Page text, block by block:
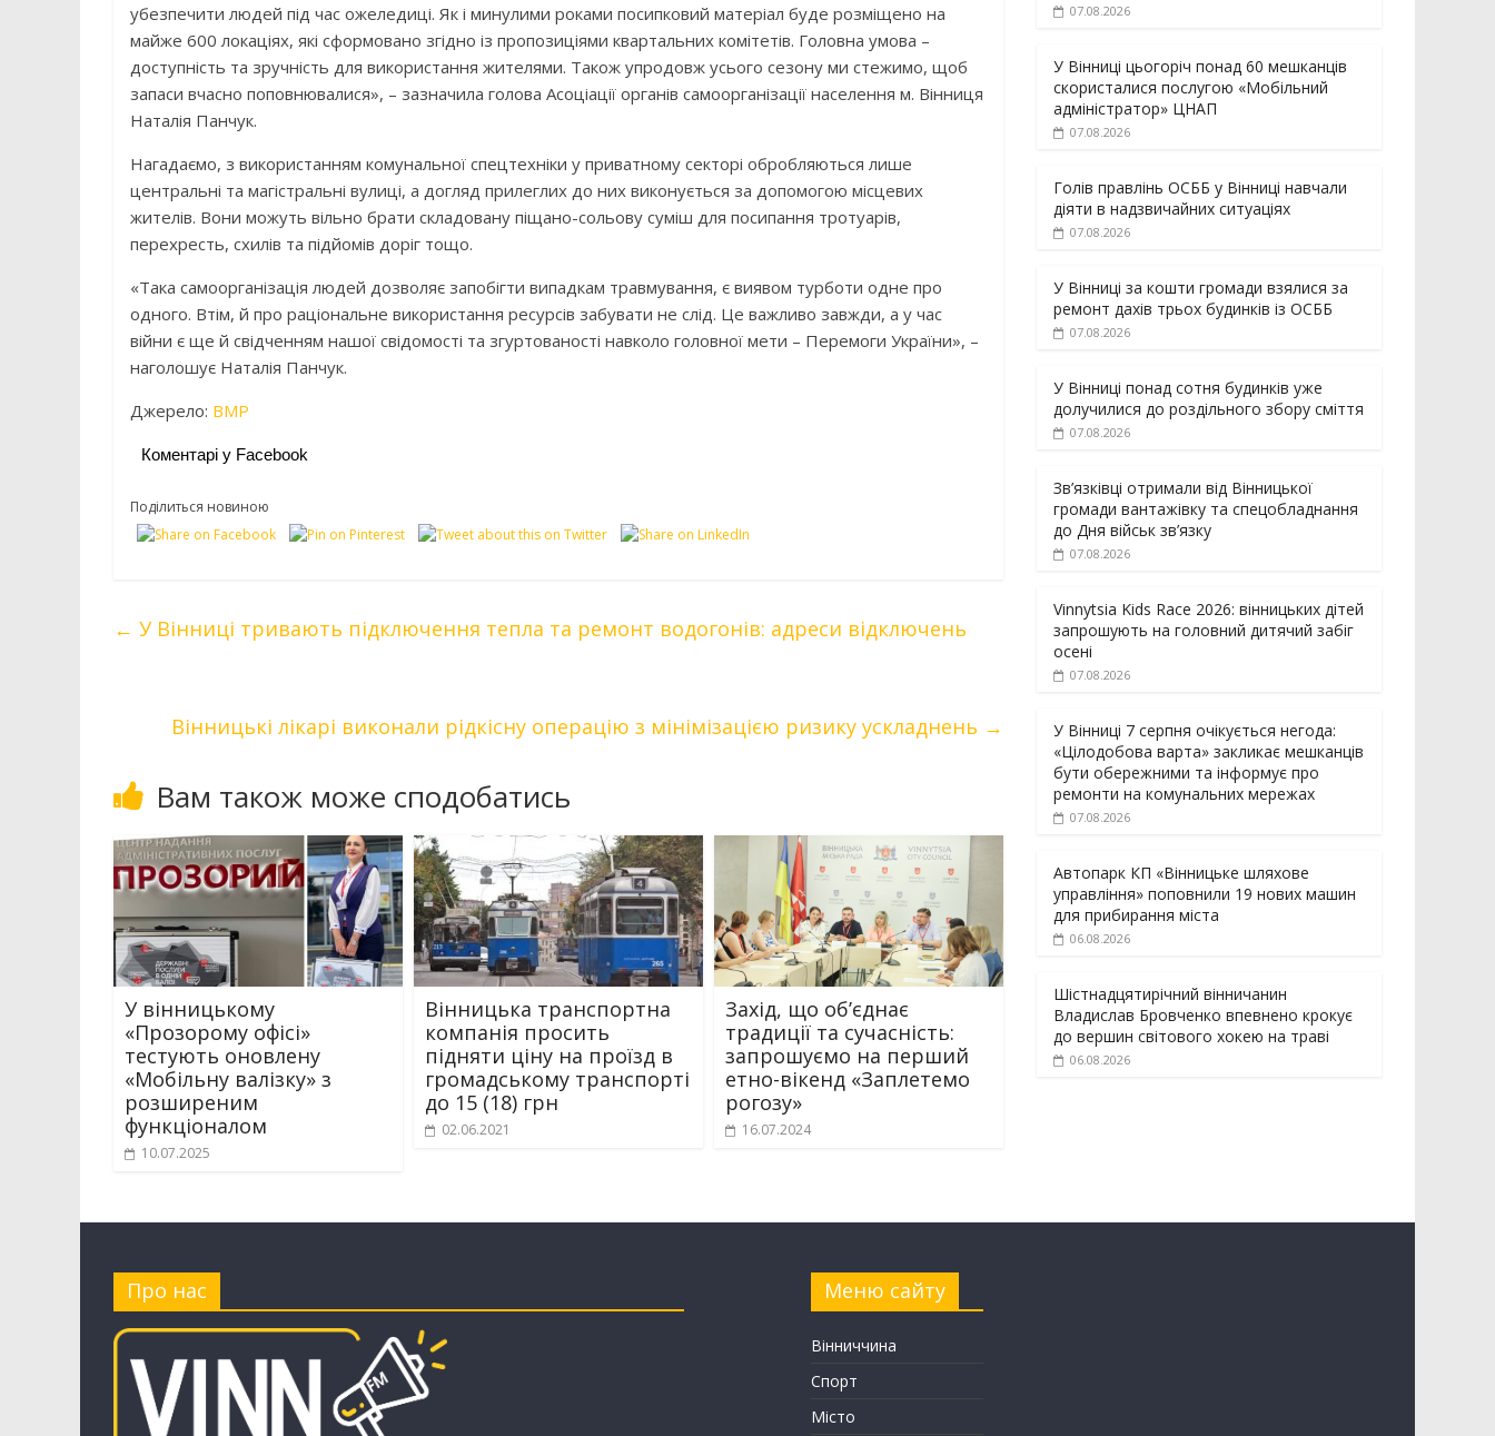
убезпечити людей під час ожеледиці. Як і минулими роками посипковий матеріал буде розміщено на
майже 600 локаціях, які сформовано згідно із пропозиціями квартальних комітетів. Головна умова –
доступність та зручність для використання жителями. Також упродовж усього сезону ми стежимо, щоб
запаси вчасно поповнювалися», – зазначила голова Асоціації органів самоорганізації населення м. Вінниця
Наталія Панчук.
Нагадаємо, з використанням комунальної спецтехніки у приватному секторі обробляються лише
центральні та магістральні вулиці, а догляд прилеглих до них виконується за допомогою місцевих
жителів. Вони можуть вільно брати складовану піщано-сольову суміш для посипання тротуарів,
перехресть, схилів та підйомів доріг тощо.
«Така самоорганізація людей дозволяє запобігти випадкам травмування, є виявом турботи одне про
одного. Втім, й про раціональне використання ресурсів забувати не слід. Це важливо завжди, а у час
війни є ще й свідченням нашої свідомості та згуртованості навколо головної мети – Перемоги України», –
наголошує Наталія Панчук.
Джерело: ВМР
Коментарі у Facebook
Поділиться новиною
← У Вінниці тривають підключення тепла та ремонт водогонів: адреси відключень
Вінницькі лікарі виконали рідкісну операцію з мінімізацією ризику ускладнень →
Вам також може сподобатись
У вінницькому
«Прозорому офісі»
тестують оновлену
«Мобільну валізку» з
розширеним
функціоналом
10.07.2025
Вінницька транспортна
компанія просить
підняти ціну на проїзд в
громадському транспорті
до 15 (18) грн
02.06.2021
Захід, що об’єднає
традиції та сучасність:
запрошуємо на перший
етно-вікенд «Заплетемо
рогозу»
16.07.2024
07.08.2026
У Вінниці цьогоріч понад 60 мешканців
скористалися послугою «Мобільний
адміністратор» ЦНАП
07.08.2026
Голів правлінь ОСББ у Вінниці навчали
діяти в надзвичайних ситуаціях
07.08.2026
У Вінниці за кошти громади взялися за
ремонт дахів трьох будинків із ОСББ
07.08.2026
У Вінниці понад сотня будинків уже
долучилися до роздільного збору сміття
07.08.2026
Зв’язківці отримали від Вінницької
громади вантажівку та спецобладнання
до Дня військ зв’язку
07.08.2026
Vinnytsia Kids Race 2026: вінницьких дітей
запрошують на головний дитячий забіг
осені
07.08.2026
У Вінниці 7 серпня очікується негода:
«Цілодобова варта» закликає мешканців
бути обережними та інформує про
ремонти на комунальних мережах
07.08.2026
Автопарк КП «Вінницьке шляхове
управління» поповнили 19 нових машин
для прибирання міста
06.08.2026
Шістнадцятирічний вінничанин
Владислав Бровченко впевнено крокує
до вершин світового хокею на траві
06.08.2026
Про нас Меню сайту
Вінниччина
Спорт
Місто